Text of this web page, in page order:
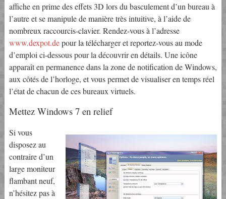
affiche en prime des effets 3D lors du basculement d’un bureau à
l’autre et se manipule de manière très intuitive, à l’aide de
nombreux raccourcis-clavier. Rendez-vous à l’adresse
www.dexpot.depour la télécharger et reportez-vous au mode
d’emploi ci-dessous pour la découvrir en détails. Une icône
apparaît en permanence dans la zone de notification de Windows,
aux côtés de l’horloge, et vous permet de visualiser en temps réel
l’état de chacun de ces bureaux virtuels.
Mettez Windows 7 en relief
Si vous
disposez au
contraire d’un
large moniteur
flambant neuf,
n’hésitez pas à